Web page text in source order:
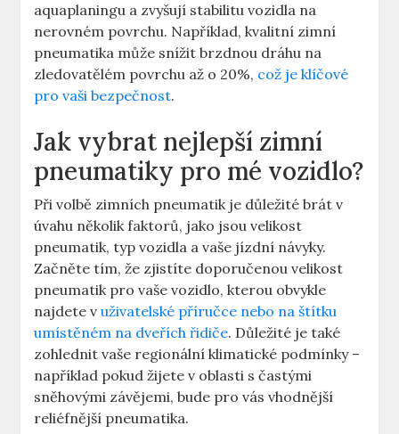
aquaplaningu a zvyšují stabilitu vozidla na
nerovném povrchu. Například, kvalitní zimní
pneumatika může snížit brzdnou dráhu na
zledovatělém povrchu až o 20%, což je klíčové
pro vaši bezpečnost.
Jak vybrat nejlepší zimní
pneumatiky pro mé vozidlo?
Při volbě zimních pneumatik je důležité brát v
úvahu několik faktorů, jako jsou velikost
pneumatik, typ vozidla a vaše jízdní návyky.
Začněte tím, že zjistíte doporučenou velikost
pneumatik pro vaše vozidlo, kterou obvykle
najdete vuživatelské příručce nebo na štítku
umístěném na dveřích řidiče. Důležité je také
zohlednit vaše regionální klimatické podmínky –
například pokud žijete v oblasti s častými
sněhovými závějemi, bude pro vás vhodnější
reliéfnější pneumatika.